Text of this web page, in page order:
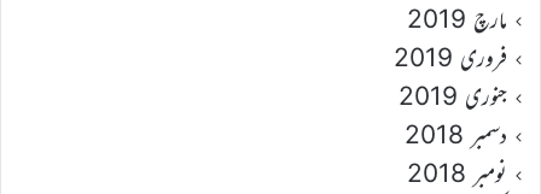
مارچ 2019
فروری 2019
جنوری 2019
دسمبر 2018
نومبر 2018